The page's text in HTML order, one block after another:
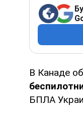
В Канаде
БПЛА